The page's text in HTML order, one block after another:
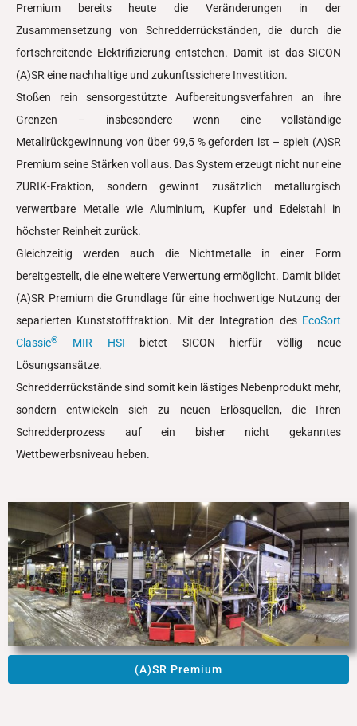
Premium bereits heute die Veränderungen in der
Zusammensetzung von Schredderrückständen, die durch die
fortschreitende Elektrifizierung entstehen. Damit ist das SICON
(A)SR eine nachhaltige und zukunftssichere Investition.
Stoßen rein sensorgestützte Aufbereitungsverfahren an ihre
Grenzen – insbesondere wenn eine vollständige
Metallrückgewinnung von über 99,5 % gefordert ist – spielt (A)SR
Premium seine Stärken voll aus. Das System erzeugt nicht nur eine
ZURIK-Fraktion, sondern gewinnt zusätzlich metallurgisch
verwertbare Metalle wie Aluminium, Kupfer und Edelstahl in
höchster Reinheit zurück.
Gleichzeitig werden auch die Nichtmetalle in einer Form
bereitgestellt, die eine weitere Verwertung ermöglicht. Damit bildet
(A)SR Premium die Grundlage für eine hochwertige Nutzung der
separierten Kunststofffraktion. Mit der Integration des EcoSort
Classic® MIR HSI bietet SICON hierfür völlig neue
Lösungsansätze.
Schredderrückstände sind somit kein lästiges Nebenprodukt mehr,
sondern entwickeln sich zu neuen Erlösquellen, die Ihren
Schredderprozess auf ein bisher nicht gekanntes
Wettbewerbsniveau heben.
(A)SR Premium